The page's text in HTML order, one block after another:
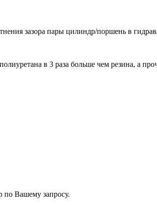
зазора пары цилиндр/поршень в
в 3 раза больше чем резина, а
по Вашему запросу.